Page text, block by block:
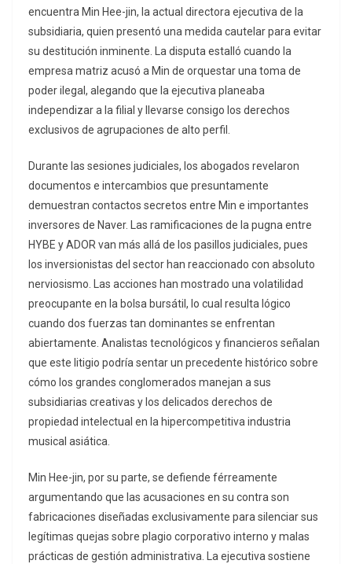
encuentra Min Hee-jin, la actual directora ejecutiva de la
subsidiaria, quien presentó una medida cautelar para evitar
su destitución inminente. La disputa estalló cuando la
empresa matriz acusó a Min de orquestar una toma de
poder ilegal, alegando que la ejecutiva planeaba
independizar a la filial y llevarse consigo los derechos
exclusivos de agrupaciones de alto perfil.
Durante las sesiones judiciales, los abogados revelaron
documentos e intercambios que presuntamente
demuestran contactos secretos entre Min e importantes
inversores de Naver. Las ramificaciones de la pugna entre
HYBE y ADOR van más allá de los pasillos judiciales, pues
los inversionistas del sector han reaccionado con absoluto
nerviosismo. Las acciones han mostrado una volatilidad
preocupante en la bolsa bursátil, lo cual resulta lógico
cuando dos fuerzas tan dominantes se enfrentan
abiertamente. Analistas tecnológicos y financieros señalan
que este litigio podría sentar un precedente histórico sobre
cómo los grandes conglomerados manejan a sus
subsidiarias creativas y los delicados derechos de
propiedad intelectual en la hipercompetitiva industria
musical asiática.
Min Hee-jin, por su parte, se defiende férreamente
argumentando que las acusaciones en su contra son
fabricaciones diseñadas exclusivamente para silenciar sus
legítimas quejas sobre plagio corporativo interno y malas
prácticas de gestión administrativa. La ejecutiva sostiene